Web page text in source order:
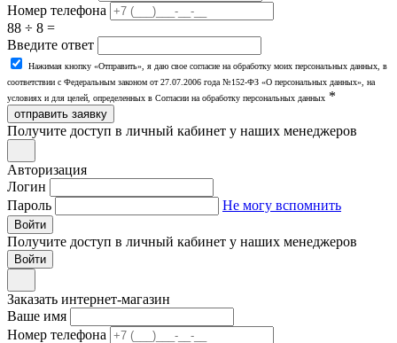
Номер телефона
88 ÷ 8 =
Введите ответ
Нажимая кнопку «Отправить», я даю свое согласие на обработку моих персональных данных, в
соответствии с Федеральным законом от 27.07.2006 года №152-ФЗ «О персональных данных», на
условиях и для целей, определенных в Согласии на обработку персональных данных *
отправить заявку
Получите доступ в личный кабинет у наших менеджеров
Авторизация
Логин
Пароль
Не могу вспомнить
Войти
Получите доступ в личный кабинет у наших менеджеров
Заказать интернет-магазин
Ваше имя
Номер телефона